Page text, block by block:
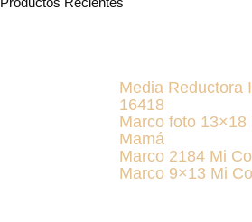
Media Reductora
16418
Marco foto 13×18
Mamá
Marco 2184 Mi
Marco 9×13 Mi